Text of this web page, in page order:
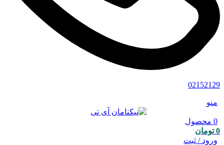
02152129
منو
0 محصول
0 تومان
ورود / ثبت